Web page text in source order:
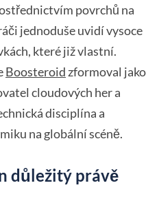
povrchů na
jednoduše uvidí vysoce
které již vlastní.
Boosteroid zformoval jako
cloudových her a
disciplína a
na globální scéně.
důležitý právě